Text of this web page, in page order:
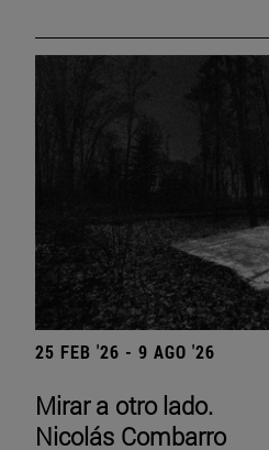
25 FEB '26 - 9 AGO '26
Mirar a otro lado.
Nicolás Combarro